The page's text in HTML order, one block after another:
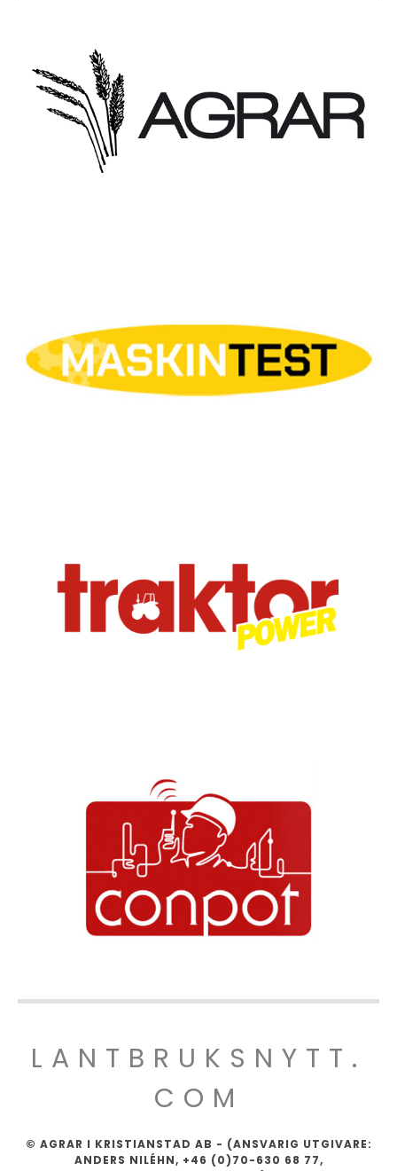
LANTBRUKSNYTT.
COM
© AGRAR I KRISTIANSTAD AB - (ANSVARIG UTGIVARE:
ANDERS NILÉHN, +46 (0)70-630 68 77,